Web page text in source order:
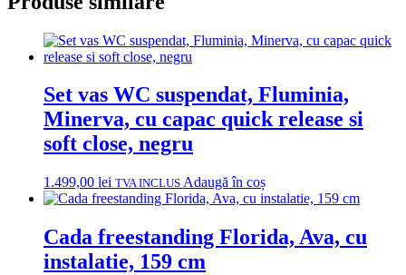
Set vas WC suspendat, Fluminia,
Minerva, cu capac quick release si
soft close, negru
1.499,00 lei TVA INCLUS Adaugă în coș
Cada freestanding Florida, Ava, cu
instalatie, 159 cm